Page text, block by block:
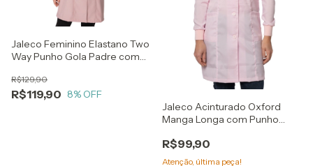
Jaleco Feminino Elastano Two
Way Punho Gola Padre com
R$119,90
R$129,90
8% OFF
Jaleco Acinturado Oxford
Manga Longa com Punho
R$99,90
Atenção, última peça!